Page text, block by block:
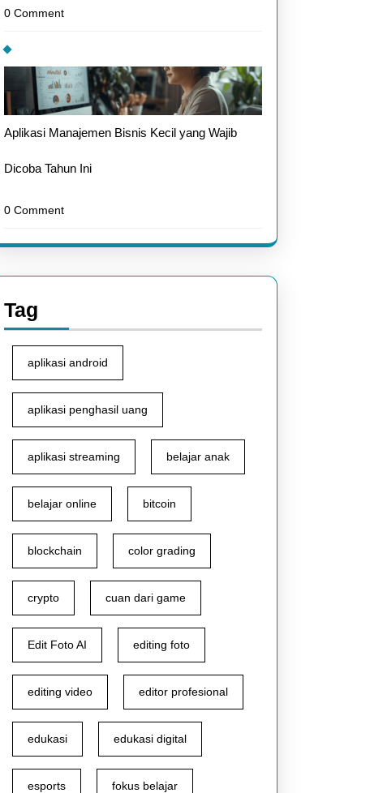
0 Comment
Aplikasi Manajemen Bisnis Kecil yang Wajib
Dicoba Tahun Ini
0 Comment
Tag
aplikasi android
aplikasi penghasil uang
aplikasi streaming belajar anak
belajar online bitcoin
blockchain color grading
crypto cuan dari game
Edit Foto AI editing foto
editing video editor profesional
edukasi edukasi digital
esports fokus belajar